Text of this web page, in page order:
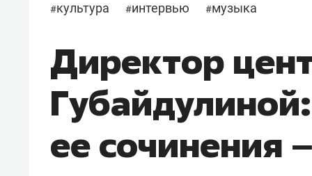
#культура #интервью #музыка
Директор
ее сочинения
Василь Мазитов
МАРТ
«Не зная местных
правил, бизнес может
потерять минимум